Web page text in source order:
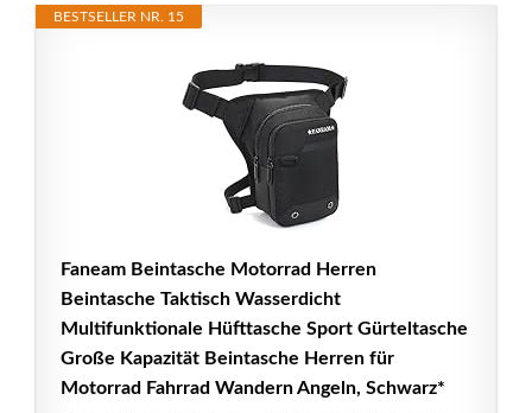
BESTSELLER NR. 15
Faneam Beintasche Motorrad Herren
Beintasche Taktisch Wasserdicht
Multifunktionale Hüfttasche Sport Gürteltasche
Große Kapazität Beintasche Herren für
Motorrad Fahrrad Wandern Angeln, Schwarz*